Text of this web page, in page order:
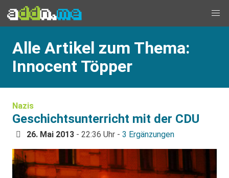
Alle Artikel zum Thema:
Innocent Töpper
Nazis
Geschichtsunterricht mit der CDU
26. Mai 2013 - 22:36 Uhr - 3 Ergänzungen